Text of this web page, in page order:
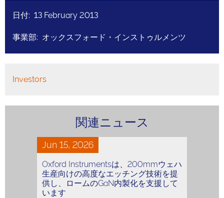
日付: 13 February 2013
事業部: オックスフォード・インストゥルメンツ
Investors
関連ニュース
Jun 15, 2026
Oxford Instrumentsは、200mmウェハ
生産向けの高度なエッチング技術を提
供し、ロームのGaN内製化を支援して
います